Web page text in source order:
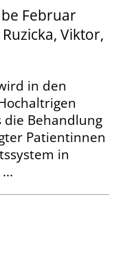
Februar
Viktor,
in den
die Behandlung
Patientinnen
in